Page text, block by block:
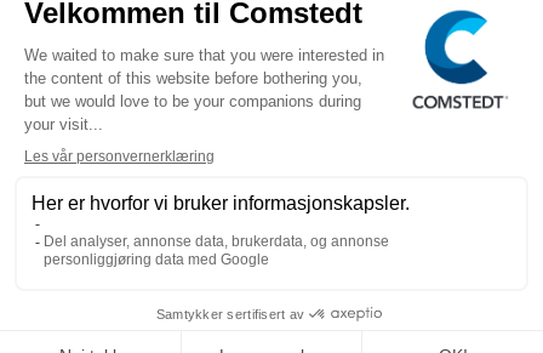
Norway
KONTAKT OSS